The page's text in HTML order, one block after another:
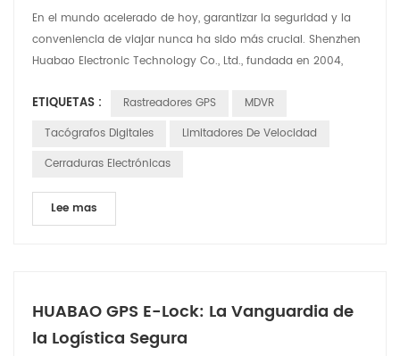
En el mundo acelerado de hoy, garantizar la seguridad y la
conveniencia de viajar nunca ha sido más crucial. Shenzhen
Huabao Electronic Technology Co., Ltd., fundada en 2004,
más de 350 empleados, incluidos 100 ingenieros dedicados a
I+D, Huabao ha superado continuamente los límites de la
ETIQUETAS : Rastreadores GPS
MDVR
Tacógrafos Digitales
Limitadores De Velocidad
Cerraduras Electrónicas
Lee mas
HUABAO GPS E-Lock: La Vanguardia de
la Logística Segura